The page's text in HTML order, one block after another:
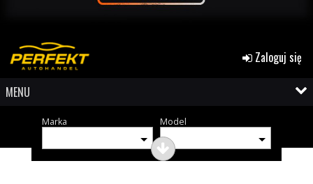
Zaloguj się
MENU
Marka Model